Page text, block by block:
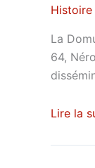
Histoire
La
64,
Lire la